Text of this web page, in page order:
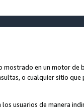
en un motor de
o cualquier sitio que
usuarios de manera